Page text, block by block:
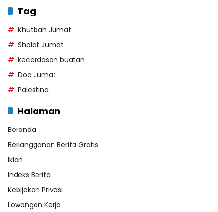
Tag
Khutbah Jumat
Shalat Jumat
kecerdasan buatan
Doa Jumat
Palestina
Halaman
Beranda
Berlangganan Berita Gratis
Iklan
Indeks Berita
Kebijakan Privasi
Lowongan Kerja